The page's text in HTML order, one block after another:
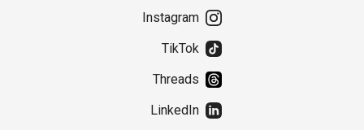
Instagram
TikTok
Threads
LinkedIn